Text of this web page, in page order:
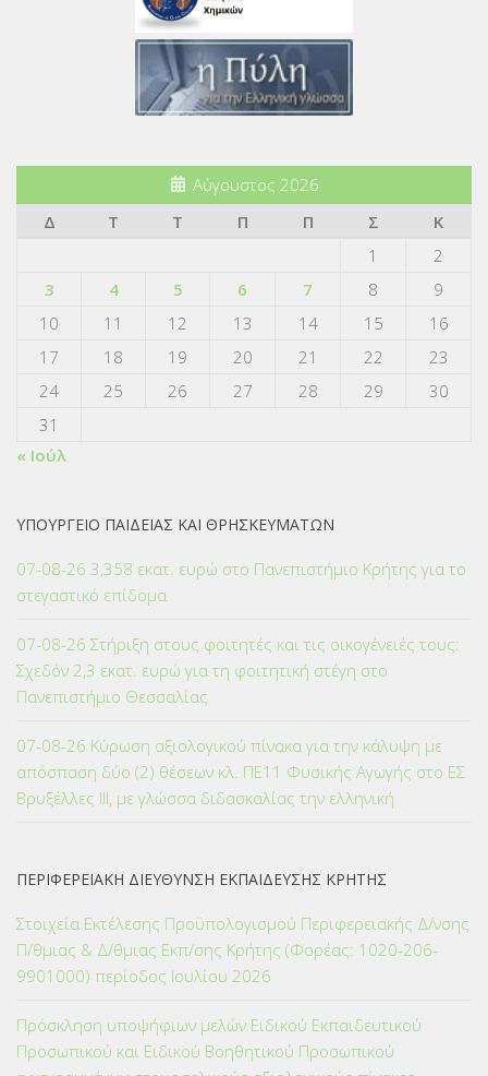
Αύγουστος 2026
Δ
Τ Τ Π Π Σ
Κ
1
2
3
4 5 6 7 8
9
10
11 12 13 14 15
16
17
18 19 20 21 22
23
24
25 26 27 28 29
30
31
« Ιούλ
ΥΠΟΥΡΓΕΙΟ ΠΑΙΔΕΙΑΣ ΚΑΙ ΘΡΗΣΚΕΥΜΑΤΩΝ
07-08-26 3,358 εκατ. ευρώ στο Πανεπιστήμιο Κρήτης για το
στεγαστικό επίδομα
07-08-26 Στήριξη στους φοιτητές και τις οικογένειές τους:
Σχεδόν 2,3 εκατ. ευρώ για τη φοιτητική στέγη στο
Πανεπιστήμιο Θεσσαλίας
07-08-26 Κύρωση αξιολογικού πίνακα για την κάλυψη με
απόσπαση δύο (2) θέσεων κλ. ΠΕ11 Φυσικής Αγωγής στο ΕΣ
Βρυξέλλες ΙΙΙ, με γλώσσα διδασκαλίας την ελληνική
ΠΕΡΙΦΕΡΕΙΑΚΗ ΔΙΕΥΘΥΝΣΗ ΕΚΠΑΙΔΕΥΣΗΣ ΚΡΗΤΗΣ
Στοιχεία Εκτέλεσης Προϋπολογισμού Περιφερειακής Δ/νσης
Π/θμιας & Δ/θμιας Εκπ/σης Κρήτης (Φορέας: 1020-206-
9901000) περίοδος Ιουλίου 2026
Πρόσκληση υποψήφιων μελών Ειδικού Εκπαιδευτικού
Προσωπικού και Ειδικού Βοηθητικού Προσωπικού